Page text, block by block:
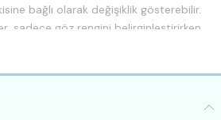
bağlı olarak değişiklik gösterebilir.
sadece göz rengini belirginleştirirken,
renk sağlar.
lensler veya sert lensler olarak
sağlar. Sert lensler ise daha